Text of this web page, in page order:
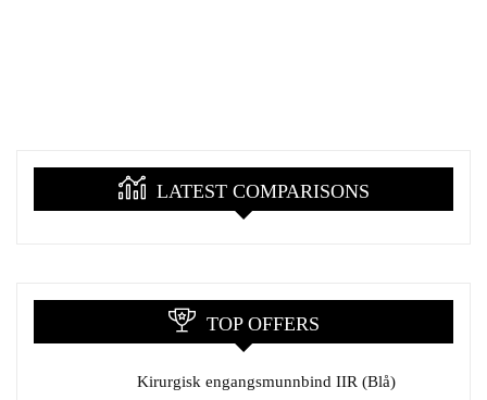
LATEST COMPARISONS
TOP OFFERS
Kirurgisk engangsmunnbind IIR (Blå)